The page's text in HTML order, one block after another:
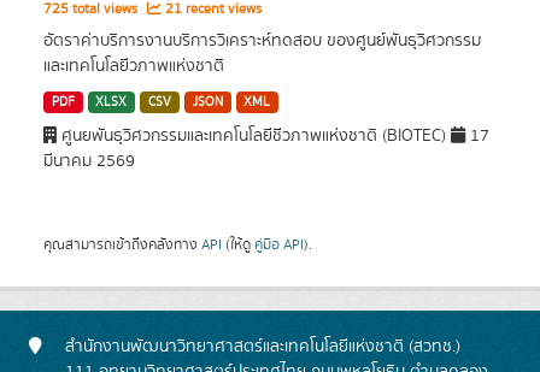
725 total views 21 recent views
อัตราค่าบริการงานบริการวิเคราะห์ทดสอบ ของศูนย์พันธุวิศวกรรม
และเทคโนโลยีวภาพแห่งชาติ
PDF XLSX CSV JSON XML
ศูนยพันธุวิศวกรรมและเทคโนโลยีชีวภาพแห่งชาติ (BIOTEC)
17
มีนาคม 2569
คุณสามารถเข้าถึงคลังทาง API (ให้ดู คู่มือ API).
สำนักงานพัฒนาวิทยาศาสตร์และเทคโนโลยีแห่งชาติ (สวทช.)